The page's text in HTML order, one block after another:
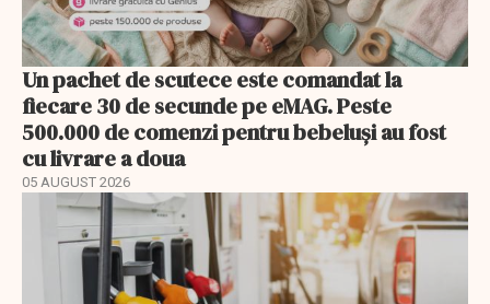
Un pachet de scutece este comandat la
fiecare 30 de secunde pe eMAG. Peste
500.000 de comenzi pentru bebeluși au fost
cu livrare a doua
05 AUGUST 2026